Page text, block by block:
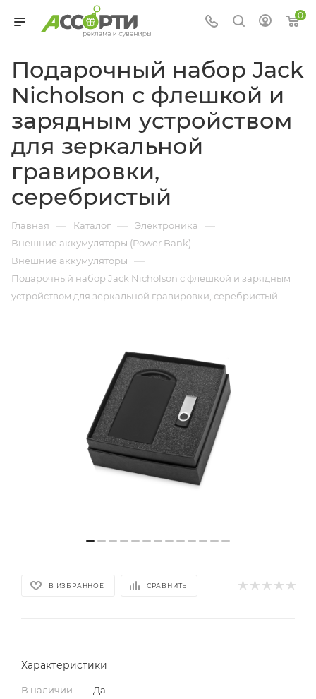
0
Подарочный набор Jack
Nicholson с флешкой и
зарядным устройством
для зеркальной
гравировки,
серебристый
Главная — Каталог — Электроника —
Внешние аккумуляторы (Power Bank) —
Внешние аккумуляторы —
Подарочный набор Jack Nicholson с флешкой и зарядным
устройством для зеркальной гравировки, серебристый
В ИЗБРАННОЕ СРАВНИТЬ
Характеристики
В наличии — Да